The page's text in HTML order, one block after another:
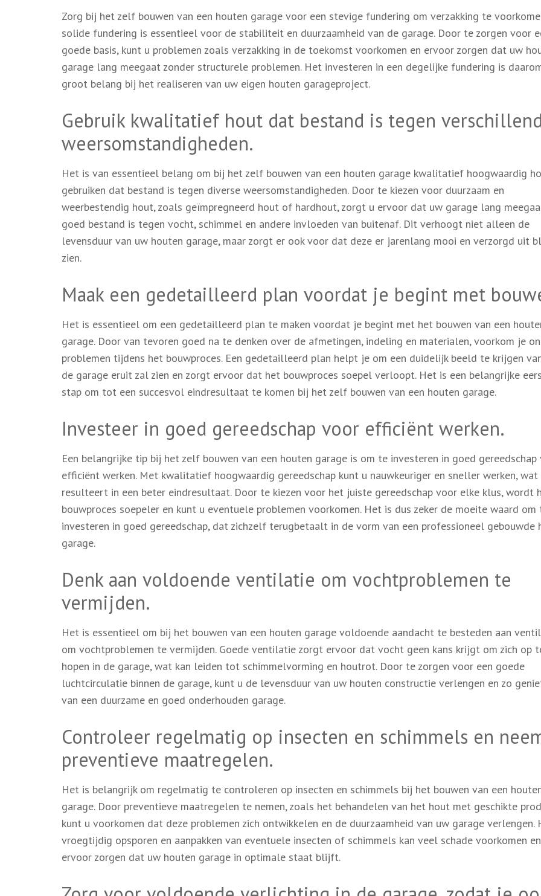
Zorg bij het zelf bouwen van een houten garage voor een stevige fundering om verzakking te
solide fundering is essentieel voor de stabiliteit en duurzaamheid van de garage. Door te zorgen voor
goede basis, kunt u problemen zoals verzakking in de toekomst voorkomen en ervoor zorgen dat uw
garage lang meegaat zonder structurele problemen. Het investeren in een degelijke fundering is
groot belang bij het realiseren van uw eigen houten garageproject.
Gebruik kwalitatief hout dat bestand is tegen
weersomstandigheden.
Het is van essentieel belang om bij het zelf bouwen van een houten garage kwalitatief hoogwaardig
gebruiken dat bestand is tegen diverse weersomstandigheden. Door te kiezen voor duurzaam en
weerbestendig hout, zoals geïmpregneerd hout of hardhout, zorgt u ervoor dat uw garage lang
goed bestand is tegen vocht, schimmel en andere invloeden van buitenaf. Dit verhoogt niet alleen de
levensduur van uw houten garage, maar zorgt er ook voor dat deze er jarenlang mooi en verzorgd uit
zien.
Maak een gedetailleerd plan voordat je begint met
Het is essentieel om een gedetailleerd plan te maken voordat je begint met het bouwen van een
garage. Door van tevoren goed na te denken over de afmetingen, indeling en materialen, voorkom je
problemen tijdens het bouwproces. Een gedetailleerd plan helpt je om een duidelijk beeld te krijgen
de garage eruit zal zien en zorgt ervoor dat het bouwproces soepel verloopt. Het is een belangrijke
stap om tot een succesvol eindresultaat te komen bij het zelf bouwen van een houten garage.
Investeer in goed gereedschap voor efficiënt werken.
Een belangrijke tip bij het zelf bouwen van een houten garage is om te investeren in goed gereedschap
efficiënt werken. Met kwalitatief hoogwaardig gereedschap kunt u nauwkeuriger en sneller werken, wat
resulteert in een beter eindresultaat. Door te kiezen voor het juiste gereedschap voor elke klus, wordt
bouwproces soepeler en kunt u eventuele problemen voorkomen. Het is dus zeker de moeite waard om
investeren in goed gereedschap, dat zichzelf terugbetaalt in de vorm van een professioneel gebouwde
garage.
Denk aan voldoende ventilatie om vochtproblemen te
vermijden.
Het is essentieel om bij het bouwen van een houten garage voldoende aandacht te besteden aan
om vochtproblemen te vermijden. Goede ventilatie zorgt ervoor dat vocht geen kans krijgt om zich op
hopen in de garage, wat kan leiden tot schimmelvorming en houtrot. Door te zorgen voor een goede
luchtcirculatie binnen de garage, kunt u de levensduur van uw houten constructie verlengen en zo
van een duurzame en goed onderhouden garage.
Controleer regelmatig op insecten en schimmels en
preventieve maatregelen.
Het is belangrijk om regelmatig te controleren op insecten en schimmels bij het bouwen van een
garage. Door preventieve maatregelen te nemen, zoals het behandelen van het hout met geschikte
kunt u voorkomen dat deze problemen zich ontwikkelen en de duurzaamheid van uw garage verlengen.
vroegtijdig opsporen en aanpakken van eventuele insecten of schimmels kan veel schade voorkomen en
ervoor zorgen dat uw houten garage in optimale staat blijft.